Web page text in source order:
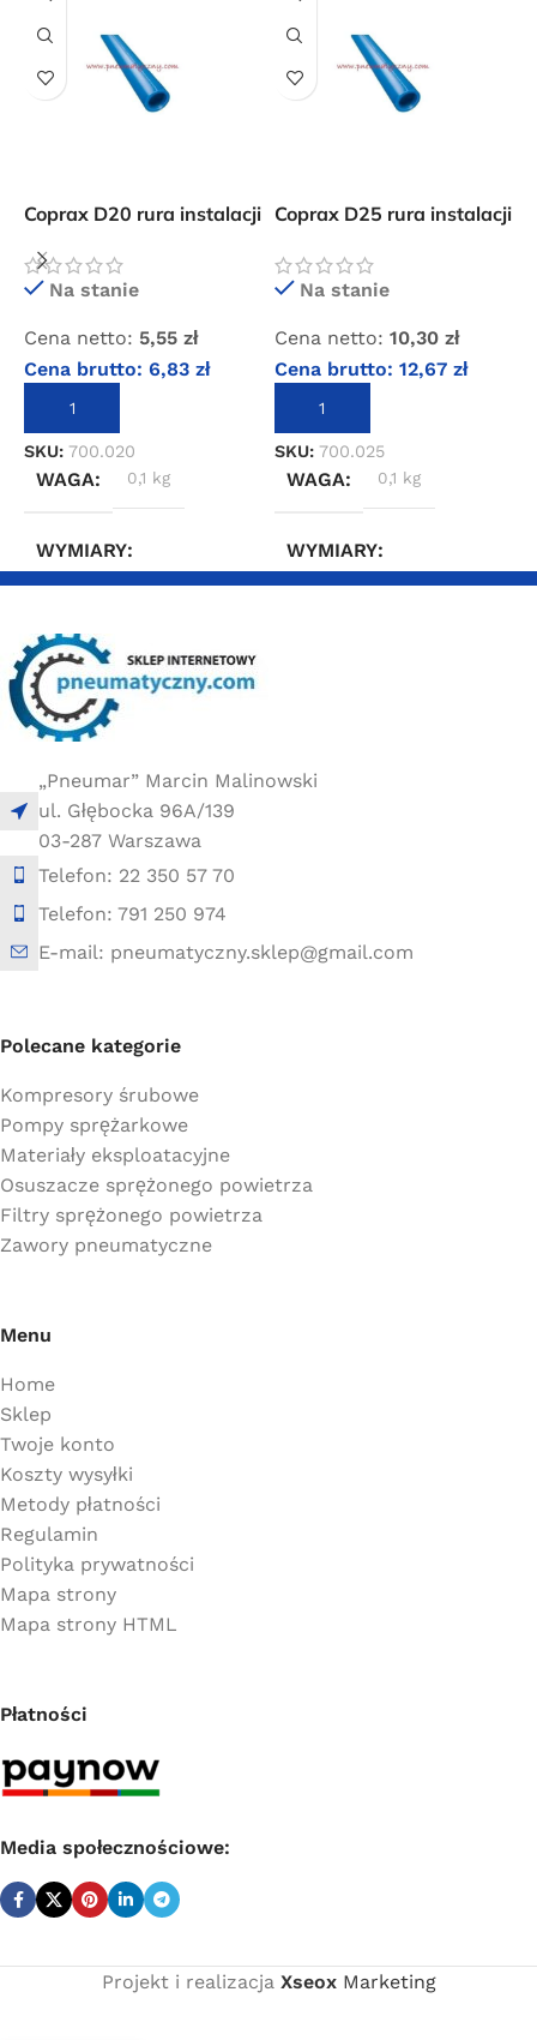
Coprax D20 rura instalacji
Na stanie
Cena netto: 5,55 zł
Cena brutto: 6,83 zł
DODAJ DO KOSZYKA
SKU: 700.020
WAGA 0,1 kg
WYMIARY
Coprax D25 rura instalacji
Na stanie
Cena netto: 10,30 zł
Cena brutto: 12,67 zł
DODAJ DO KOSZYKA
SKU: 700.025
WAGA 0,1 kg
WYMIARY
„Pneumar” Marcin Malinowski
ul. Głębocka 96A/139
03-287 Warszawa
Telefon: 22 350 57 70
Telefon: 791 250 974
E-mail: pneumatyczny.sklep@gmail.com
Polecane kategorie
Kompresory śrubowe
Pompy sprężarkowe
Materiały eksploatacyjne
Osuszacze sprężonego powietrza
Filtry sprężonego powietrza
Zawory pneumatyczne
Menu
Home
Sklep
Twoje konto
Koszty wysyłki
Metody płatności
Regulamin
Polityka prywatności
Mapa strony
Mapa strony HTML
Płatności
Media społecznościowe:
Projekt i realizacja XseoxMarketing
Cena
Powered by Convert Plus